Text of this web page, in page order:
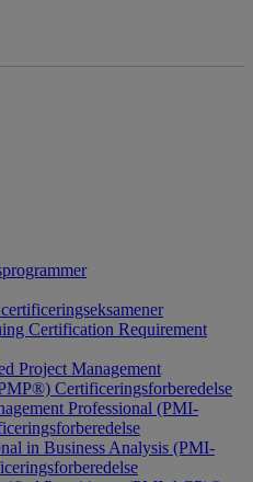
Certification Requirement
Project Management
Certificeringsforberedelse
Professional (PMI-
in Business Analysis (PMI-